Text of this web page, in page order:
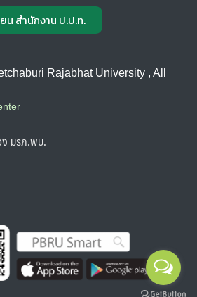
น สำนักงาน ป.ป.ท.
Rajabhat University , All
มรภ.พบ.